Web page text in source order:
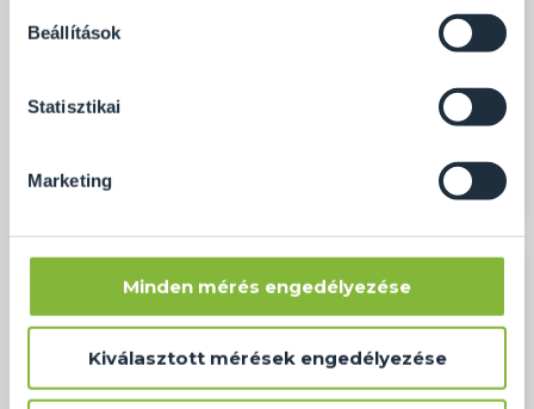
soha semmilyen formában nem fogunk visszaélni ezzel
és később bármikor megváltoztathatod a döntésed ezzel
Beállítások
Statisztikai
Marketing
Minden mérés engedélyezése
Kiválasztott mérések engedélyezése